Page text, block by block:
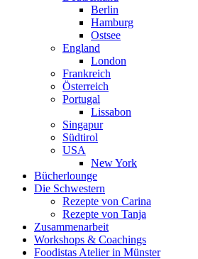
Berlin
Hamburg
Ostsee
England
London
Frankreich
Österreich
Portugal
Lissabon
Singapur
Südtirol
USA
New York
Bücherlounge
Die Schwestern
Rezepte von Carina
Rezepte von Tanja
Zusammenarbeit
Workshops & Coachings
Foodistas Atelier in Münster